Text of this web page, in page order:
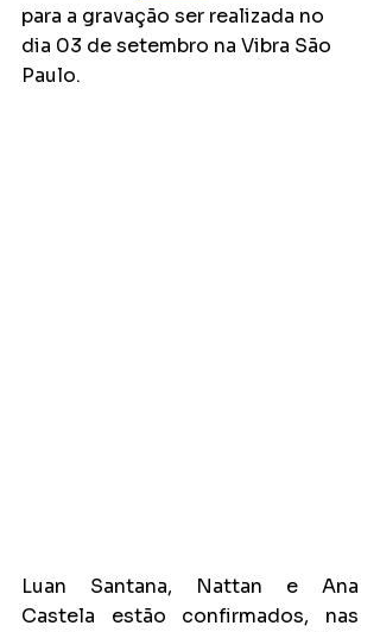
para a gravação ser realizada no
dia 03 de setembro na Vibra São
Paulo.
Luan Santana, Nattan e Ana
Castela estão confirmados, nas